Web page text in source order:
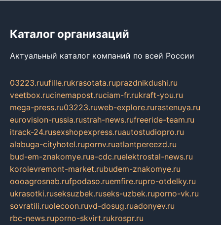
Каталог организаций
Актуальный каталог компаний по всей России
03223.ruufille.rukrasotata.ruprazdnikdushi.ru
veetbox.rucinemapost.ruciam-fr.rukraft-you.ru
mega-press.ru03223.ruweb-explore.rurastenuya.ru
eurovision-russia.rustrah-news.rufreeride-team.ru
itrack-24.rusexshopexpress.ruautostudiopro.ru
alabuga-cityhotel.rupornv.ruatlantpereezd.ru
bud-em-znakomye.rua-cdc.ruelektrostal-news.ru
korolevremont-market.rubudem-znakomye.ru
oooagrosnab.rufpodaso.ruemfire.rupro-otdelky.ru
ukrasotki.ruseksuzbek.ruseks-uzbek.ruporno-vk.ru
sovratili.ruolecoon.ruvd-dosug.ruadonyev.ru
rbc-news.ruporno-skvirt.rukrospr.ru